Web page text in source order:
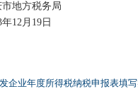
地方税务局
12月19日
企业年度所得税纳税申报表填